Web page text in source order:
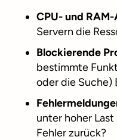
CPU- und
Servern die
Blockierende
bestimmte
oder die Suche)
unter hoher
Fehler zurück?